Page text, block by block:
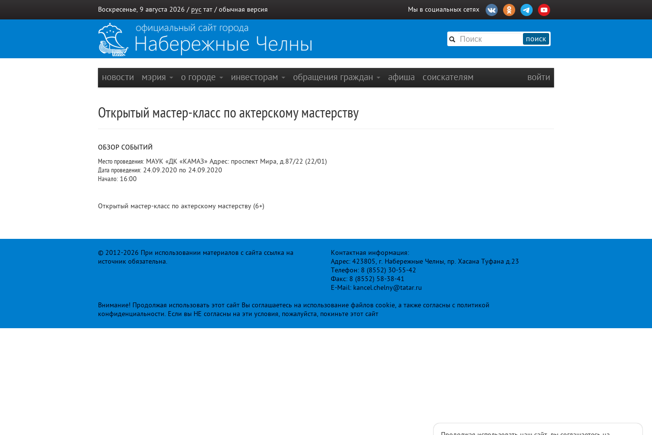
Воскресенье, 9 августа 2026 / рус тат / обычная версия Мы в социальных сетях
поиск
новости мэрия о городе инвесторам обращения граждан афиша соискателям войти
Открытый мастер-класс по актерскому мастерству
ОБЗОР СОБЫТИЙ
Место проведения: МАУК «ДК «КАМАЗ» Адрес: проспект Мира, д.87/22 (22/01)
Дата проведения: 24.09.2020 по 24.09.2020
Начало: 16:00
Открытый мастер-класс по актерскому мастерству (6+)
© 2012-2026 При использовании материалов с сайта ссылка на
источник обязательна.
Контактная информация:
Адрес: 423805, г. Набережные Челны, пр. Хасана Туфана д.23
Телефон: 8 (8552) 30-55-42
Факс: 8 (8552) 58-38-41
E-Mail: kancel.chelny@tatar.ru
Внимание! Продолжая использовать этот сайт Вы соглашаетесь на использование файлов cookie, а также согласны с политикой
конфиденциальности. Если вы НЕ согласны на эти условия, пожалуйста, покиньте этот сайт